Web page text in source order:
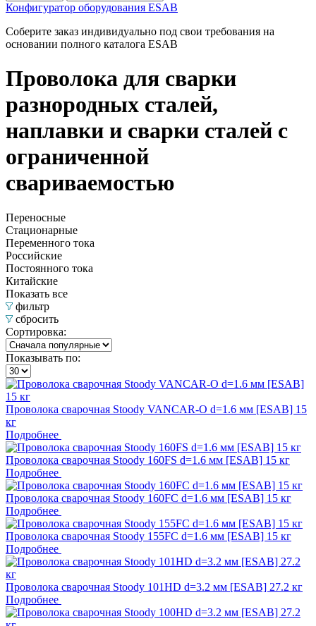
Конфигуратор оборудования ESAB
Соберите заказ индивидуально под свои требования на
основании полного каталога ESAB
Проволока для сварки
разнородных сталей,
наплавки и сварки сталей с
ограниченной
свариваемостью
Переносные
Стационарные
Переменного тока
Российские
Постоянного тока
Китайские
Показать все
фильтр
сбросить
Сортировка:
Показывать по:
Проволока сварочная Stoody VANCAR-O d=1.6 мм [ESAB] 15
кг
Подробнее
Проволока сварочная Stoody 160FS d=1.6 мм [ESAB] 15 кг
Подробнее
Проволока сварочная Stoody 160FC d=1.6 мм [ESAB] 15 кг
Подробнее
Проволока сварочная Stoody 155FC d=1.6 мм [ESAB] 15 кг
Подробнее
Проволока сварочная Stoody 101HD d=3.2 мм [ESAB] 27.2 кг
Подробнее